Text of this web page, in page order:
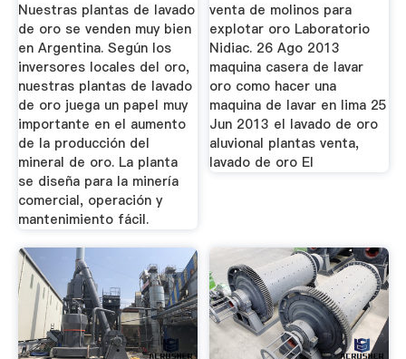
Nuestras plantas de lavado
de oro se venden muy bien
en Argentina. Según los
inversores locales del oro,
nuestras plantas de lavado
de oro juega un papel muy
importante en el aumento
de la producción del
mineral de oro. La planta
se diseña para la minería
comercial, operación y
mantenimiento fácil.
venta de molinos para
explotar oro Laboratorio
Nidiac. 26 Ago 2013
maquina casera de lavar
oro como hacer una
maquina de lavar en lima 25
Jun 2013 el lavado de oro
aluvional plantas venta,
lavado de oro El